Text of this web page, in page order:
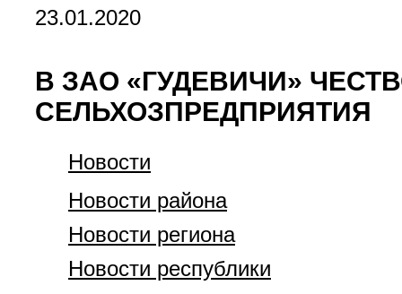
23.01.2020
В ЗАО «ГУДЕВИЧИ»
СЕЛЬХОЗПРЕДПРИЯТИЯ
Новости
Новости района
Новости региона
Новости республики